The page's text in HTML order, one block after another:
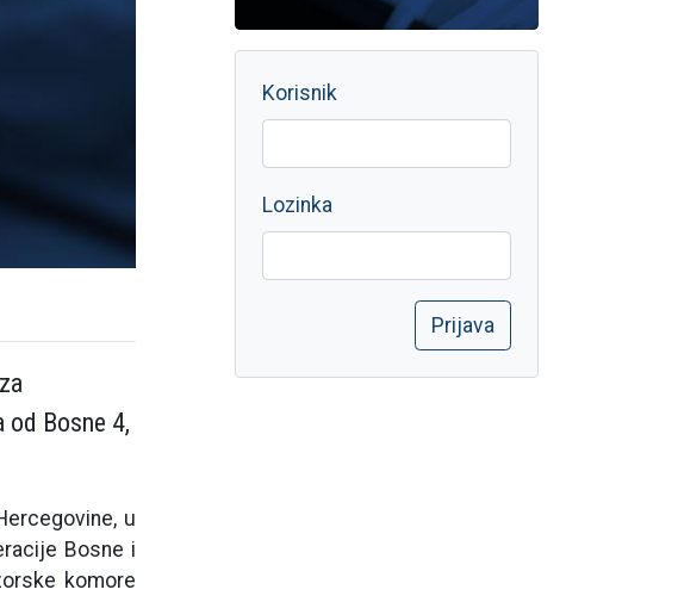
od Bosne 4,
u
Bosne i
komore
Korisnik
Lozinka